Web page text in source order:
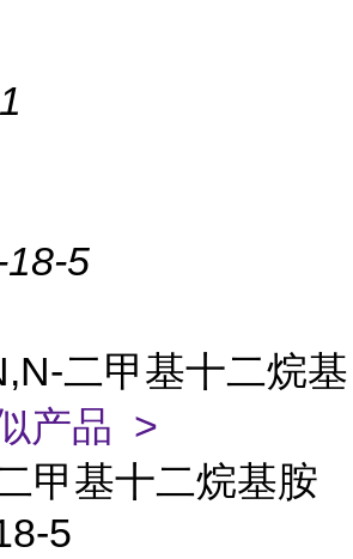
18-5
二甲基十二烷基
产品 >
甲基十二烷基胺
5